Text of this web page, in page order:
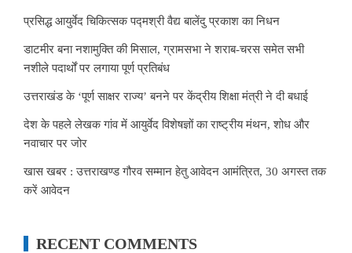
प्रसिद्ध आयुर्वेद चिकित्सक पद्मश्री वैद्य बालेंदु प्रकाश का निधन
डाटमीर बना नशामुक्ति की मिसाल, ग्रामसभा ने शराब-चरस समेत सभी
नशीले पदार्थों पर लगाया पूर्ण प्रतिबंध
उत्तराखंड के ‘पूर्ण साक्षर राज्य’ बनने पर केंद्रीय शिक्षा मंत्री ने दी बधाई
देश के पहले लेखक गांव में आयुर्वेद विशेषज्ञों का राष्ट्रीय मंथन, शोध और
नवाचार पर जोर
खास खबर : उत्तराखण्ड गौरव सम्मान हेतु आवेदन आमंत्रित, 30 अगस्त तक
करें आवेदन
RECENT COMMENTS